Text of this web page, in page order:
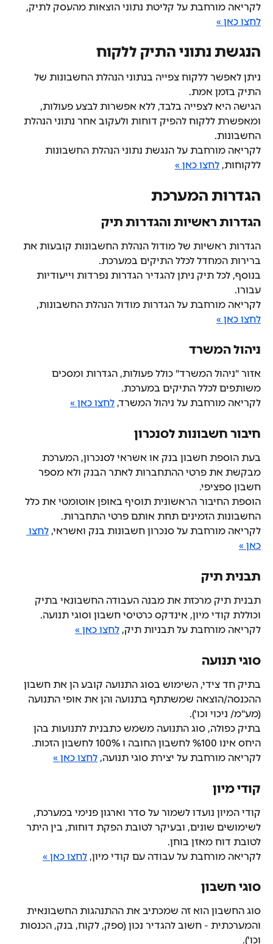
לקריאה מורחבת על קליטת נתוני הוצאות מהעסק לתיק,
לחצו כאן »
הנגשת נתוני התיק ללקוח
ניתן לאפשר ללקוח צפייה בנתוני הנהלת החשבונות של
התיק בזמן אמת.
הגישה היא לצפייה בלבד, ללא אפשרות לבצע פעולות,
ומאפשרת ללקוח להפיק דוחות ולעקוב אחר נתוני הנהלת
החשבונות.
לקריאה מורחבת על הנגשת נתוני הנהלת החשבונות
ללקוחות, לחצו כאן »
הגדרות המערכת
הגדרות ראשיות והגדרות תיק
הגדרות ראשיות של מודול הנהלת החשבונות קובעות את
ברירות המחדל לכלל התיקים במערכת.
בנוסף, לכל תיק ניתן להגדיר הגדרות נפרדות וייעודיות
עבורו.
לקריאה מורחבת על הגדרות מודול הנהלת החשבונות,
לחצו כאן »
ניהול המשרד
אזור "ניהול המשרד" כולל פעולות, הגדרות ומסכים
משותפים לכלל התיקים במערכת.
לקריאה מורחבת על ניהול המשרד, לחצו כאן »
חיבור חשבונות לסנכרון
בעת הוספת חשבון בנק או אשראי לסנכרון, המערכת
מבקשת את פרטי ההתחברות לאתר הבנק ולא מספר
חשבון ספציפי.
הוספת החיבור הראשונית תוסיף באופן אוטומטי את כלל
החשבונות הזמינים תחת אותם פרטי התחברות.
לקריאה מורחבת על סנכרון חשבונות בנק ואשראי, לחצו
כאן »
תבנית תיק
תבנית תיק מרכזת את מבנה העבודה החשבונאי בתיק
וכוללת קודי מיון, אינדקס כרטיסי חשבון וסוגי תנועה.
לקריאה מורחבת על תבניות תיק, לחצו כאן »
סוגי תנועה
בתיק חד צידי, השימוש בסוג התנועה קובע הן את חשבון
ההכנסה/הוצאה שמשתתף בתנועה והן את אופי התנועה
(מע"מ/ ניכוי וכו').
בתיק כפולה, סוג התנועה משמש כתבנית לתנועות בהן
היחס אינו %100 לחשבון החובה ו 100% לחשבון הזכות.
לקריאה מורחבת על יצירת סוגי תנועה, לחצו כאן »
קודי מיון
קודי המיון נועדו לשמור על סדר וארגון פנימי במערכת,
לשימושים שונים, ובעיקר לטובת הפקת דוחות, בין היתר
לטובת דוח מאזן בוחן.
לקריאה מורחבת על עבודה עם קודי מיון, לחצו כאן »
סוגי חשבון
סוג החשבון הוא זה שמכתיב את ההתנהגות החשבונאית
והמערכתית - חשוב להגדיר נכון (ספק, לקוח, בנק, הכנסות
וכו').